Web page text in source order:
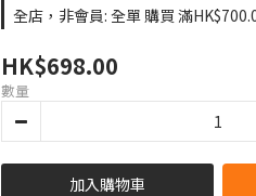
全店，非會員: 全單 購買 滿
HK$698.00
數量
加入購物車